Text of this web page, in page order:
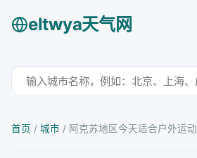
eltwya天气网
首页 / 城市 / 阿克苏地区今天适合户外运